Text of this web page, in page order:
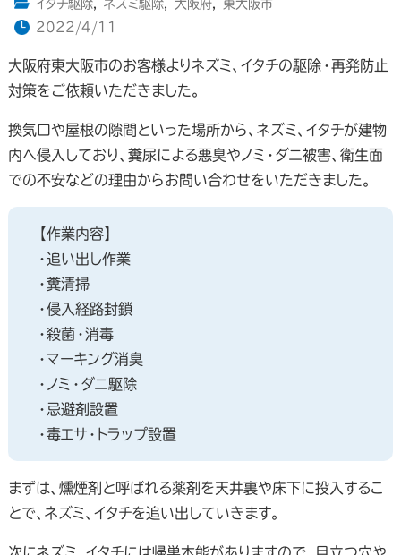
イタチ駆除, ネズミ駆除, 大阪府,
東大阪市
2022/4/11
大阪府東大阪市のお客様よりネズミ、イタチの駆除・再発防止
対策をご依頼いただきました。
換気口や屋根の隙間といった場所から、ネズミ、イタチが建物
内へ侵入しており、糞尿による悪臭やノミ・ダニ被害、衛生面
での不安などの理由からお問い合わせをいただきました。
【作業内容】
・追い出し作業
・糞清掃
・侵入経路封鎖
・殺菌・消毒
・マーキング消臭
・ノミ・ダニ駆除
・忌避剤設置
・毒エサ・トラップ設置
まずは、燻煙剤と呼ばれる薬剤を天井裏や床下に投入するこ
とで、ネズミ、イタチを追い出していきます。
次にネズミ、イタチには帰巣本能がありますので、目立つ穴や